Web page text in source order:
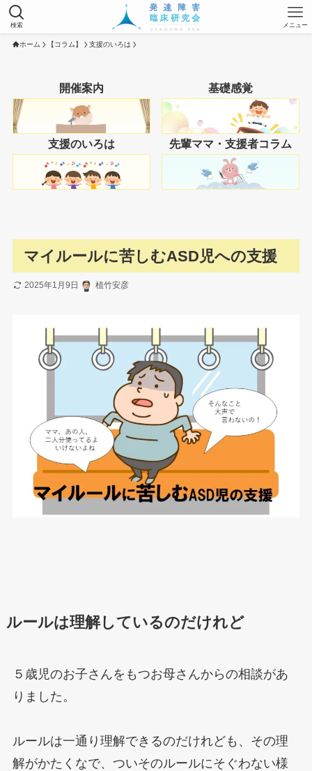
検索 メニュー
ホーム 【コラム】 支援のいろは
開催案内 基礎感覚
支援のいろは 先輩ママ・支援者コラム
マイルールに苦しむASD児への支援
2025年1月9日 植竹安彦
ルールは理解しているのだけれど
５歳児のお子さんをもつお母さんからの相談があ
りました。
ルールは一通り理解できるのだけれども、その理
解がかたくなで、ついそのルールにそぐわない様